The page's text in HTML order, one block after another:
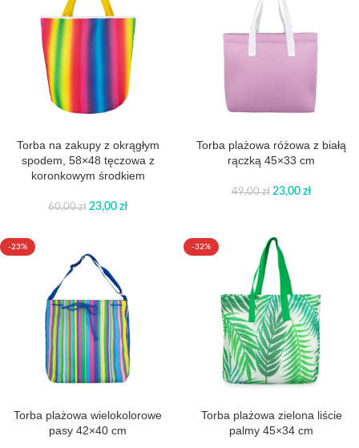
Torba na zakupy z okrągłym
spodem, 58×48 tęczowa z
koronkowym środkiem
60,00zł 23,00 zł
Torba plażowa różowa z białą
rączką 45×33 cm
49,00zł 23,00 zł
-23%
Torba plażowa wielokolorowe
pasy 42×40 cm
-32%
Torba plażowa zielona liście
palmy 45×34 cm